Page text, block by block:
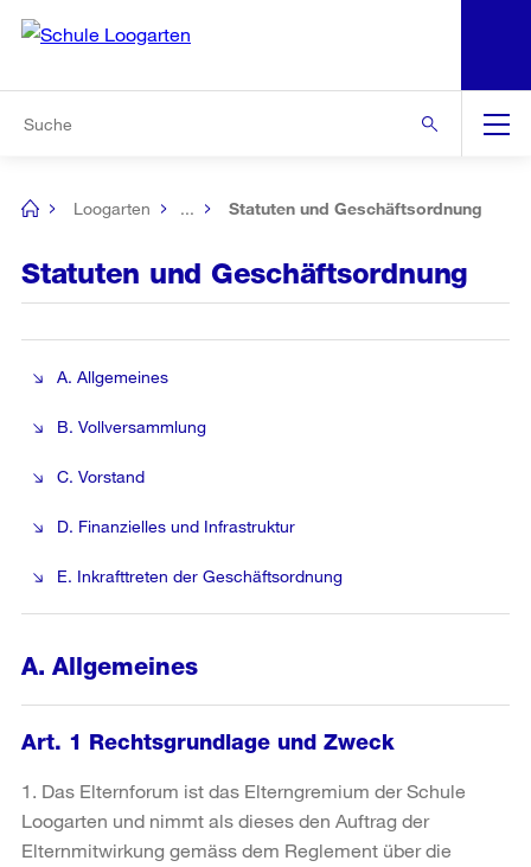
Navigation
[no
Loogarten ... Statuten und Geschäftsordnung
Statuten und Geschäftsordnung
A. Allgemeines
B. Vollversammlung
C. Vorstand
D. Finanzielles und Infrastruktur
E. Inkrafttreten der Geschäftsordnung
A. Allgemeines
Art. 1 Rechtsgrundlage und Zweck
1. Das Elternforum ist das Elterngremium der Schule
Loogarten und nimmt als dieses den Auftrag der
Elternmitwirkung gemäss dem Reglement über die